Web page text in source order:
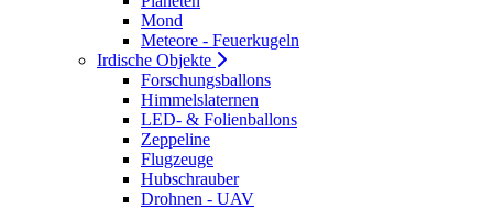
Mond
Meteore - Feuerkugeln
Irdische Objekte
Forschungsballons
Himmelslaternen
LED- & Folienballons
Zeppeline
Flugzeuge
Hubschrauber
Drohnen - UAV